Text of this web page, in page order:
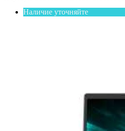
Наличие уточняйте